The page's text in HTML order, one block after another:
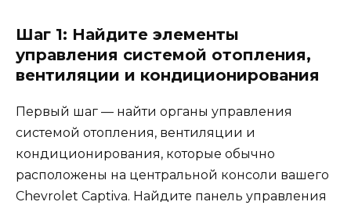
Шаг 1: Найдите элементы
управления системой отопления,
вентиляции и кондиционирования
Первый шаг — найти органы управления
системой отопления, вентиляции и
кондиционирования, которые обычно
расположены на центральной консоли вашего
Chevrolet Captiva. Найдите панель управления